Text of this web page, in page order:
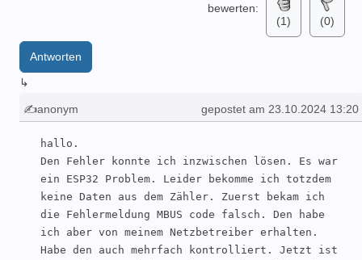
bewerten:
(1)
(0)
Antworten
↳
✍anonym gepostet am 23.10.2024 13:20
hallo.
Den Fehler konnte ich inzwischen lösen. Es war
ein ESP32 Problem. Leider bekomme ich totzdem
keine Daten aus dem Zähler. Zuerst bekam ich
die Fehlermeldung MBUS code falsch. Den habe
ich aber von meinem Netzbetreiber erhalten.
Habe den auch mehrfach kontrolliert. Jetzt ist